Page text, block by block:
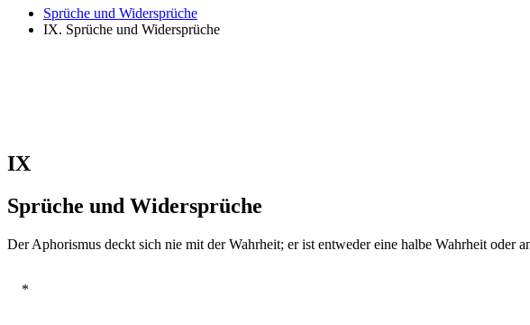
Sprüche und Widersprüche
IX. Sprüche und Widersprüche
IX
Sprüche und Widersprüche
Der Aphorismus deckt sich nie mit der Wahrheit; er ist entweder eine halbe Wahrheit oder
*